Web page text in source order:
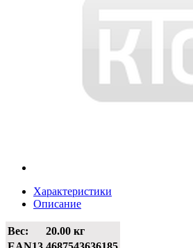
Характеристики
Описание
Вес:
20.00 кг